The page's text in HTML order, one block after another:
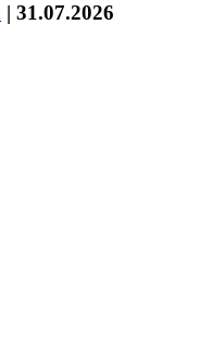
| 31.07.2026